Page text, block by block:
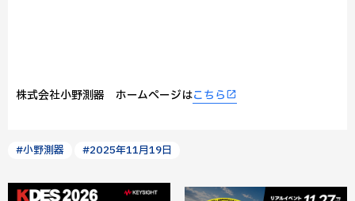
株式会社小野測器 ホームページはこちら
#小野測器 #2025年11月19日